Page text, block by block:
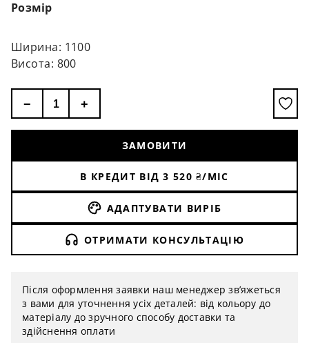
Діаметр скла 10 см
Напруга 220 V
Лампочка В комплект не входить
Кріплення Планка, діаметр 13,5 см
Розмір
Ширина: 1100
Висота: 800
− +
ЗАМОВИТИ
В КРЕДИТ ВІД 3 520 ₴/МІС
АДАПТУВАТИ ВИРІБ
ОТРИМАТИ КОНСУЛЬТАЦІЮ
Після оформлення заявки наш менеджер зв’яжеться
з вами для уточнення усіх деталей: від кольору до
матеріалу до зручного способу доставки та
здійснення оплати